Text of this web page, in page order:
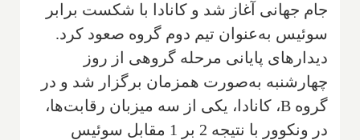
جام جهانی آغاز شد و کانادا با شکست برابر
سوئیس به‌عنوان تیم دوم گروه صعود کرد.
دیدارهای پایانی مرحله گروهی از روز
چهارشنبه به‌صورت همزمان برگزار شد و در
گروه B، کانادا، یکی از سه میزبان رقابت‌ها،
در ونکوور با نتیجه 2 بر 1 مقابل سوئیس